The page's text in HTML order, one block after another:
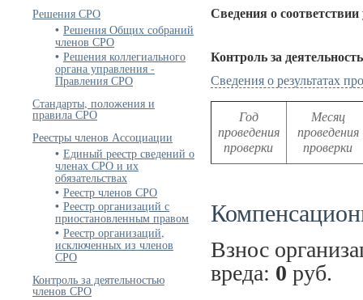
Решения СРО
Решения Общих собраний
членов СРО
Решения коллегиального
органа управления -
Правления СРО
Стандарты, положения и
правила СРО
Реестры членов Ассоциации
Единый реестр сведений о
членах СРО и их
обязательствах
Реестр членов СРО
Реестр организаций с
приостановленным правом
Реестр организаций,
исключенных из членов
СРО
Контроль за деятельностью
членов СРО
Сведения о
Контроль за
Сведения о результатах
Год
проведения
проверки
Месяц
проведения
проверки
Взнос
вреда: 0 руб.